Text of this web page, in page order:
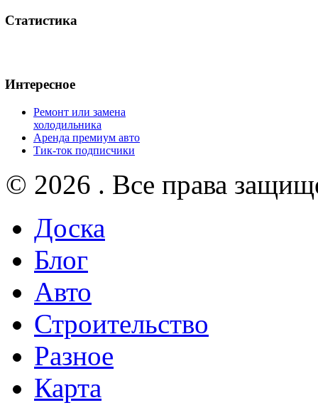
Статистика
Интересное
Ремонт или замена
холодильника
Аренда премиум авто
Тик-ток подписчики
© 2026 . Все права
Доска
Блог
Авто
Строительство
Разное
Карта